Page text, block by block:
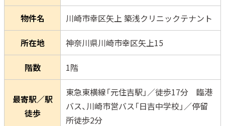
物件名 川崎市幸区矢上 築浅クリニックテナント
所在地 神奈川県川崎市幸区矢上15
階数 1階
最寄駅／駅
徒歩
東急東横線「元住吉駅」／徒歩17分 臨港
バス、川崎市営バス「日吉中学校」／停留
所徒歩2分